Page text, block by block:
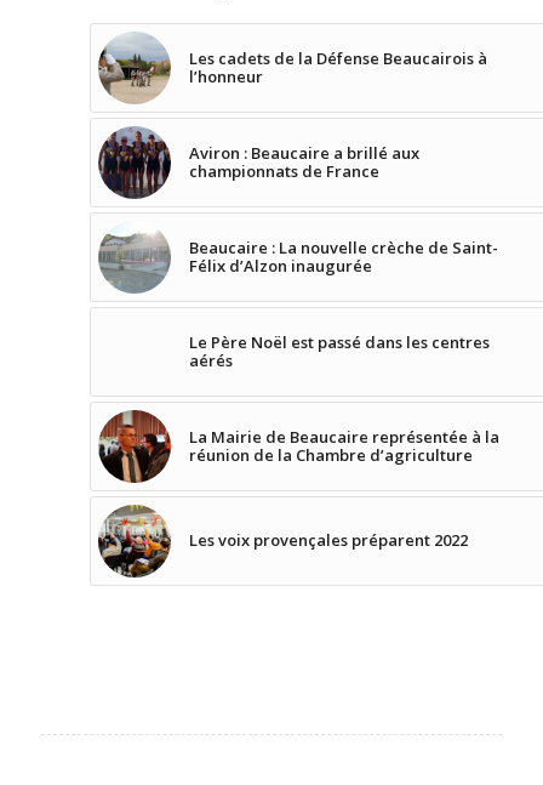
Les cadets de la Défense Beaucairois à
l’honneur
Aviron : Beaucaire a brillé aux
championnats de France
Beaucaire : La nouvelle crèche de Saint-
Félix d’Alzon inaugurée
Le Père Noël est passé dans les centres
aérés
La Mairie de Beaucaire représentée à la
réunion de la Chambre d’agriculture
Les voix provençales préparent 2022